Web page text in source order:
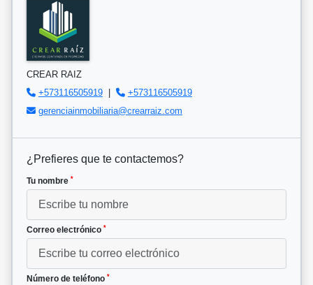
CREAR RAIZ
+573116505919
+573116505919
gerenciainmobiliaria@crearraiz.com
¿Prefieres que te contactemos?
Tu nombre *
Correo electrónico *
Número de teléfono *